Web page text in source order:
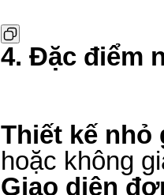
4. Đặc điểm
Thiết kế nhỏ
hoặc không
Giao diện